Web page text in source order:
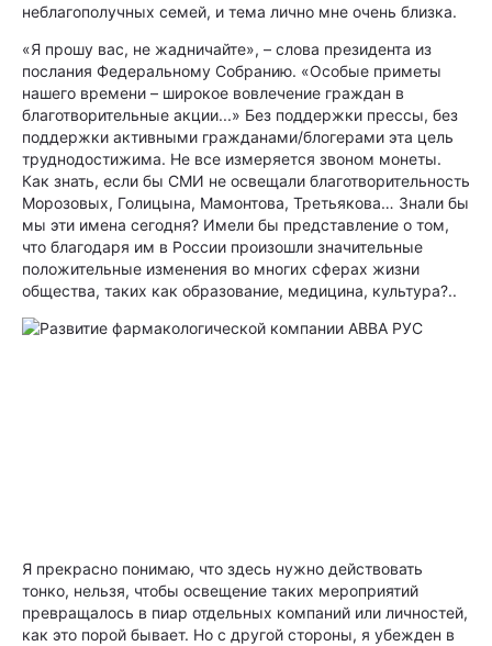
неблагополучных семей, и тема лично мне очень близка.
«Я прошу вас, не жадничайте», – слова президента из
послания Федеральному Собранию. «Особые приметы
нашего времени – широкое вовлечение граждан в
благотворительные акции...» Без поддержки прессы, без
поддержки активными гражданами/блогерами эта цель
труднодостижима. Не все измеряется звоном монеты.
Как знать, если бы СМИ не освещали благотворительность
Морозовых, Голицына, Мамонтова, Третьякова… Знали бы
мы эти имена сегодня? Имели бы представление о том,
что благодаря им в России произошли значительные
положительные изменения во многих сферах жизни
общества, таких как образование, медицина, культура?..
Я прекрасно понимаю, что здесь нужно действовать
тонко, нельзя, чтобы освещение таких мероприятий
превращалось в пиар отдельных компаний или личнос­тей,
как это порой бывает. Но с другой стороны, я убежден в